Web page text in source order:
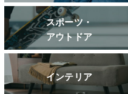
スポーツ・
アウトドア
インテリア